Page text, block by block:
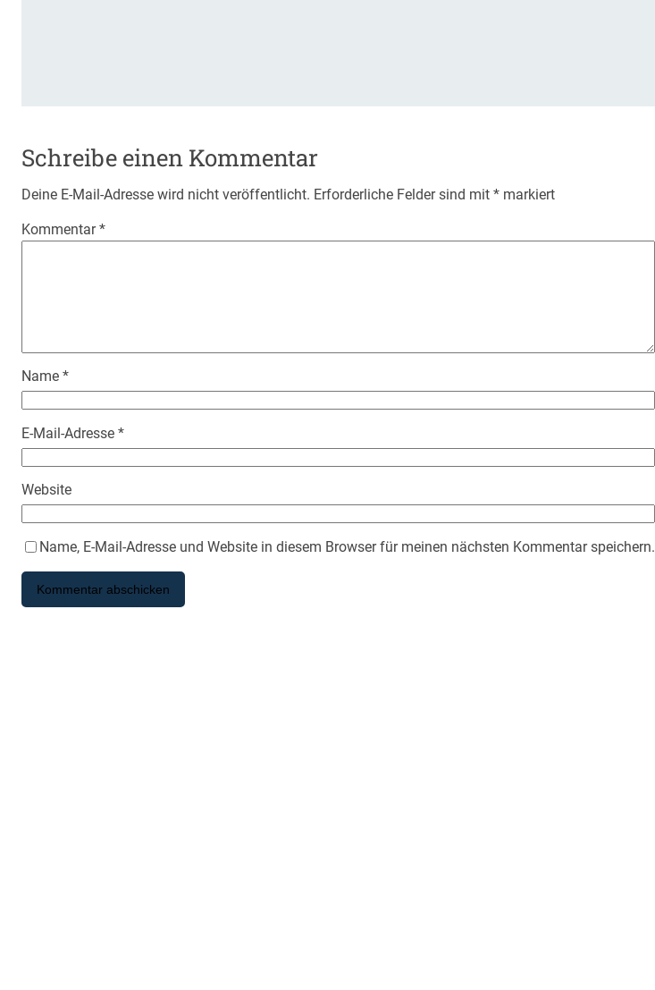
Schreibe einen Kommentar
Deine E-Mail-Adresse wird nicht veröffentlicht. Erforderliche Felder sind mit * markiert
Kommentar*
Name *
E-Mail-Adresse *
Website
Name, E-Mail-Adresse und Website in diesem Browser für meinen nächsten Kommentar speichern.